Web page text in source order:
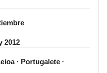
2012
· Portugalete ·